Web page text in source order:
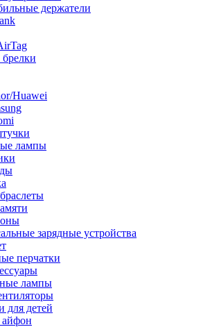
держатели
Huawei
лампы
зарядные устройства
перчатки
лампы
для детей